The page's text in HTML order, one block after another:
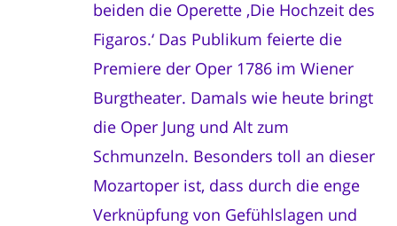
beiden die Operette ‚Die Hochzeit des
Figaros.‘ Das Publikum feierte die
Premiere der Oper 1786 im Wiener
Burgtheater. Damals wie heute bringt
die Oper Jung und Alt zum
Schmunzeln. Besonders toll an dieser
Mozartoper ist, dass durch die enge
Verknüpfung von Gefühlslagen und